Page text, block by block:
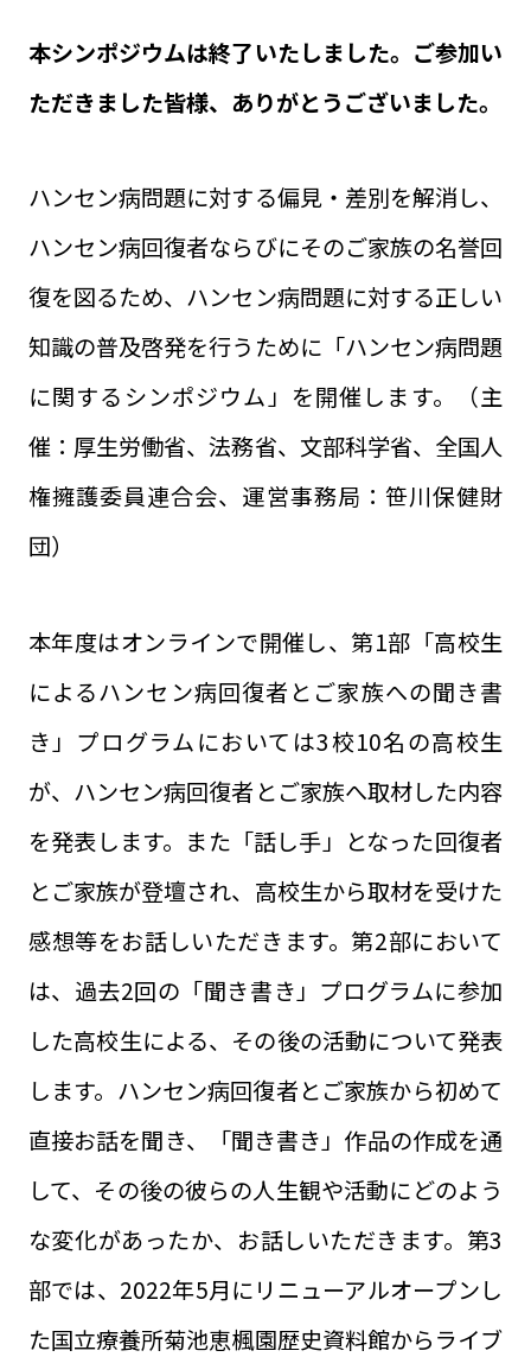
本シンポジウムは終了いたしました。ご参加い
ただきました皆様、ありがとうございました。
ハンセン病問題に対する偏見・差別を解消し、
ハンセン病回復者ならびにそのご家族の名誉回
復を図るため、ハンセン病問題に対する正しい
知識の普及啓発を行うために「ハンセン病問題
に関するシンポジウム」を開催します。（主
催：厚生労働省、法務省、文部科学省、全国人
権擁護委員連合会、運営事務局：笹川保健財
団）
本年度はオンラインで開催し、第1部「高校生
によるハンセン病回復者とご家族への聞き書
き」プログラムにおいては3校10名の高校生
が、ハンセン病回復者とご家族へ取材した内容
を発表します。また「話し手」となった回復者
とご家族が登壇され、高校生から取材を受けた
感想等をお話しいただきます。第2部において
は、過去2回の「聞き書き」プログラムに参加
した高校生による、その後の活動について発表
します。ハンセン病回復者とご家族から初めて
直接お話を聞き、「聞き書き」作品の作成を通
して、その後の彼らの人生観や活動にどのよう
な変化があったか、お話しいただきます。第3
部では、2022年5月にリニューアルオープンし
た国立療養所菊池恵楓園歴史資料館からライブ